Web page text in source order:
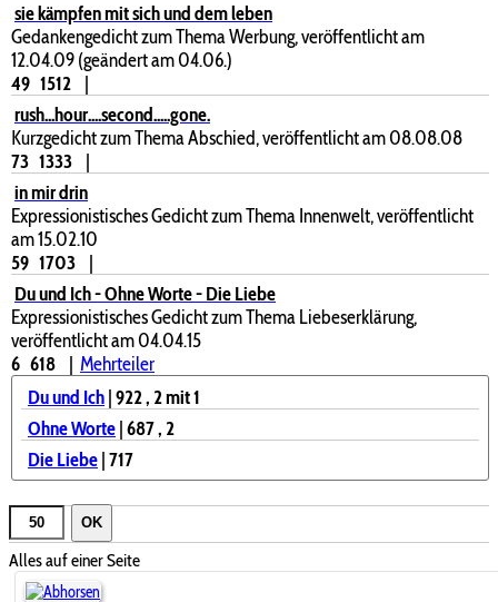
sie kämpfen mit sich und dem leben
Gedankengedicht zum Thema Werbung, veröffentlicht am
12.04.09 (geändert am 04.06.)
49 1512
|
rush...hour....second.....gone.
Kurzgedicht zum Thema Abschied, veröffentlicht am 08.08.08
73 1333
|
in mir drin
Expressionistisches Gedicht zum Thema Innenwelt, veröffentlicht
am 15.02.10
59 1703
|
Du und Ich - Ohne Worte - Die Liebe
Expressionistisches Gedicht zum Thema Liebeserklärung,
veröffentlicht am 04.04.15
6 618 | Mehrteiler
Du und Ich|922, 2mit 1
Ohne Worte|687, 2
Die Liebe|717
OK
Alles auf einer Seite